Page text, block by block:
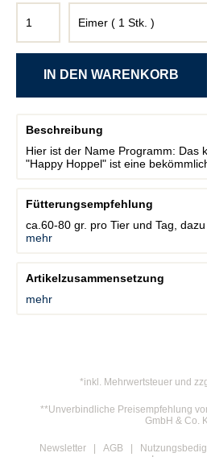
Beschreibung
Hier ist der Name Programm: Das
"Happy Hoppel" ist eine
Fütterungsempfehlung
ca.60-80 gr. pro Tier und Tag,
mehr
Artikelzusammensetzung
mehr
*inkl. Mehrwertsteuer und
**Unverbindliche Preisempfehlung
GmbH & Co.
Newsletter AGB